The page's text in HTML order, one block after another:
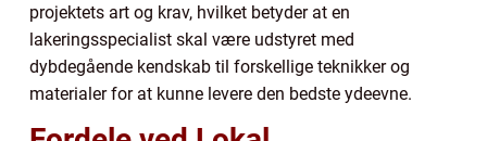
projektets art og krav, hvilket betyder at en
lakeringsspecialist skal være udstyret med
dybdegående kendskab til forskellige teknikker og
materialer for at kunne levere den bedste ydeevne.